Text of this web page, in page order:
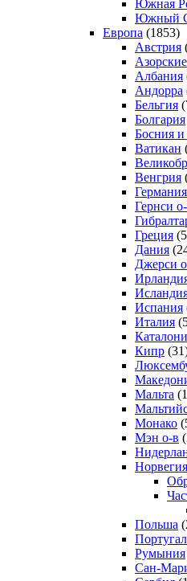
Южная
Южный
Европа (1853)
Австрия
Албания
Андорра
Бельгия
Болгария
Босния и
Ватикан
Венгрия
Германия
Гернси
Греция
Дания
Джерси
Испания
Италия
Кипр
Мальта
Монако
Мэн о-в
Норвегия
Польша
Румыния
Сан-